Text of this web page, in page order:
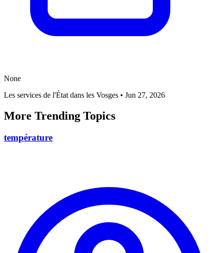
None
Les services de l'État dans les Vosges • Jun 27, 2026
More Trending Topics
température